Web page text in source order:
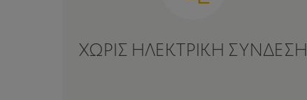
ΧΩΡΙΣ ΗΛΕΚΤΡΙΚΗ ΣΥΝΔΕΣΗ